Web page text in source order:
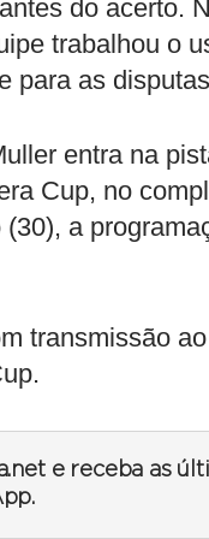
do acerto.
trabalhou o
para as
entra na
Cup, no
a
transmissão
e receba as